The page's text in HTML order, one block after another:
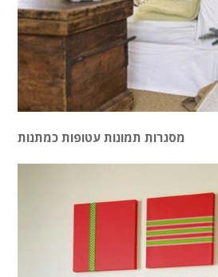
מסגרות תמונות עטופות כמתנות